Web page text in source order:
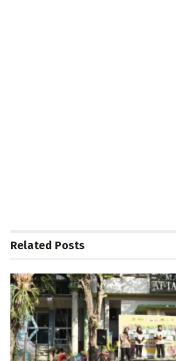
Related Posts